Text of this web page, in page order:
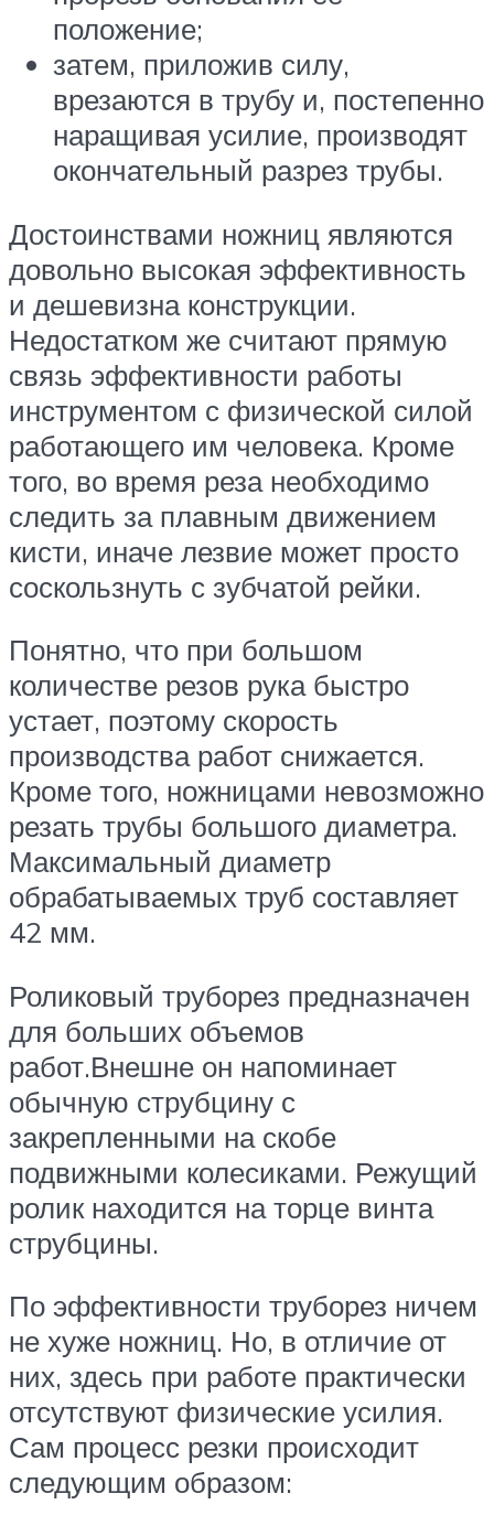
положение;
затем, приложив силу,
врезаются в трубу и, постепенно
наращивая усилие, производят
окончательный разрез трубы.
Достоинствами ножниц являются
довольно высокая эффективность
и дешевизна конструкции.
Недостатком же считают прямую
связь эффективности работы
инструментом с физической силой
работающего им человека. Кроме
того, во время реза необходимо
следить за плавным движением
кисти, иначе лезвие может просто
соскользнуть с зубчатой рейки.
Понятно, что при большом
количестве резов рука быстро
устает, поэтому скорость
производства работ снижается.
Кроме того, ножницами невозможно
резать трубы большого диаметра.
Максимальный диаметр
обрабатываемых труб составляет
42 мм.
Роликовый труборез предназначен
для больших объемов
работ.Внешне он напоминает
обычную струбцину с
закрепленными на скобе
подвижными колесиками. Режущий
ролик находится на торце винта
струбцины.
По эффективности труборез ничем
не хуже ножниц. Но, в отличие от
них, здесь при работе практически
отсутствуют физические усилия.
Сам процесс резки происходит
следующим образом: